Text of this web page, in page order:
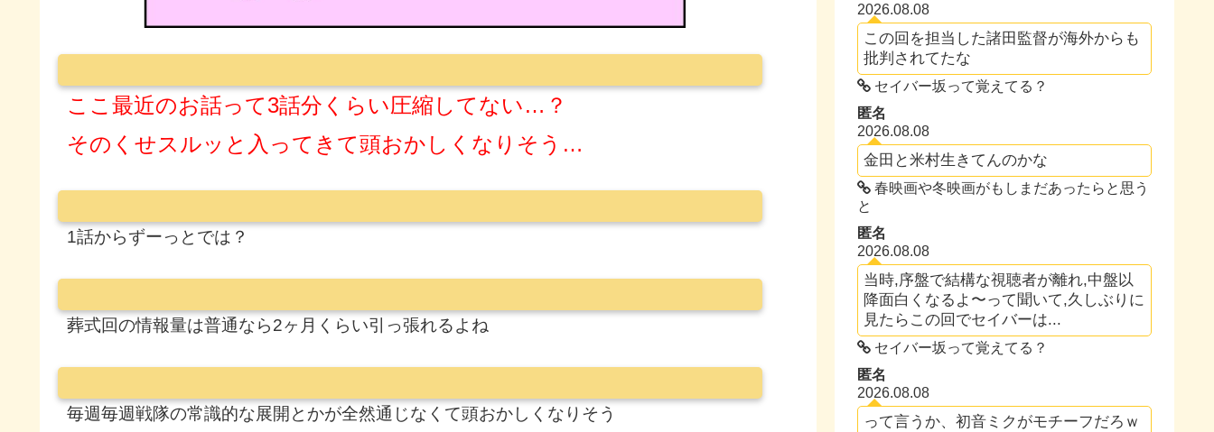
ここ最近のお話って3話分くらい圧縮してない…？
そのくせスルッと入ってきて頭おかしくなりそう…
1話からずーっとでは？
葬式回の情報量は普通なら2ヶ月くらい引っ張れるよね
毎週毎週戦隊の常識的な展開とかが全然通じなくて頭おかしくなりそう
2026.08.08
この回を担当した諸田監督が海外からも
批判されてたな
セイバー坂って覚えてる？
匿名
2026.08.08
金田と米村生きてんのかな
春映画や冬映画がもしまだあったらと思う
と
匿名
2026.08.08
当時,序盤で結構な視聴者が離れ,中盤以
降面白くなるよ〜って聞いて,久しぶりに
見たらこの回でセイバーは...
セイバー坂って覚えてる？
匿名
2026.08.08
って言うか、初音ミクがモチーフだろｗ